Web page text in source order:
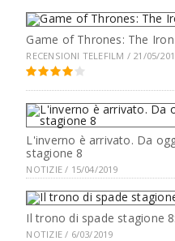
Game of Thrones: The
RECENSIONI TELEFILM / 21/05/
L'inverno è arrivato. Da
stagione 8
NOTIZIE / 15/04/2019
Il trono di spade stagione
NOTIZIE / 6/03/2019